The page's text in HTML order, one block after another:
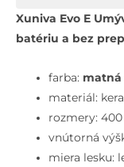
Evo
E
dosku,
40x40
cm,
bez
Xuniva Evo E
batériu a bez
farba: matná
materiál:
rozmery: 400
vnútorná
miera lesku: